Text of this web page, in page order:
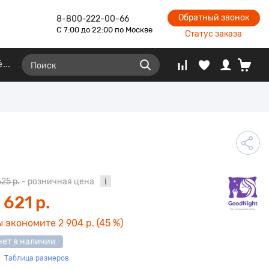
8-800-222-00-66
С 7:00 до 22:00 по Москве
Обратный звонок
Статус заказа
р. - розничная цена
621 р.
экономите 2 904 р. (45 %)
в наличии
Таблица размеров